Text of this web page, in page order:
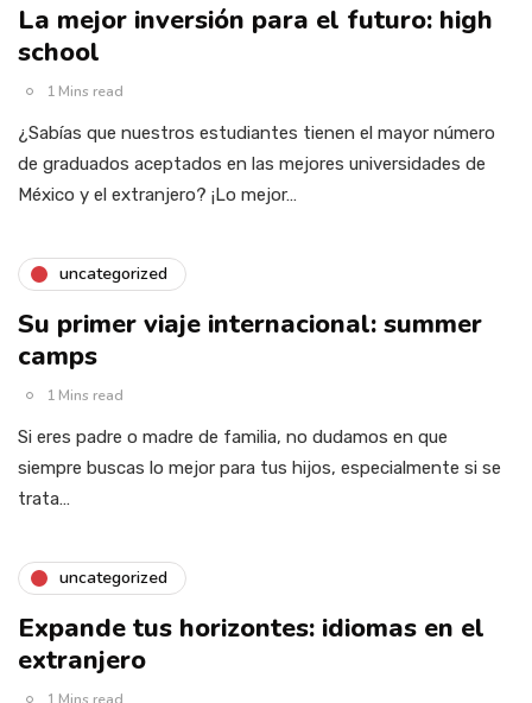
La mejor inversión para el futuro: high
school
1 Mins read
¿Sabías que nuestros estudiantes tienen el mayor número
de graduados aceptados en las mejores universidades de
México y el extranjero? ¡Lo mejor…
uncategorized
Su primer viaje internacional: summer
camps
1 Mins read
Si eres padre o madre de familia, no dudamos en que
siempre buscas lo mejor para tus hijos, especialmente si se
trata…
uncategorized
Expande tus horizontes: idiomas en el
extranjero
1 Mins read